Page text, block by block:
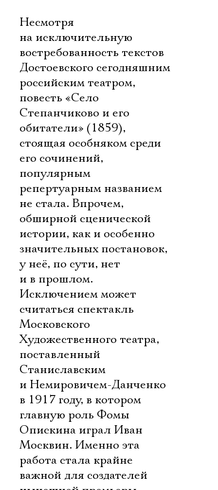
Несмотря
на исключительную
востребованность текстов
Достоевского сегодняшним
российским театром,
повесть «Село
Степанчиково и его
обитатели» (1859),
стоящая особняком среди
его сочинений,
популярным
репертуарным названием
не стала. Впрочем,
обширной сценической
истории, как и особенно
значительных постановок,
у неё, по сути, нет
и в прошлом.
Исключением может
считаться спектакль
Московского
Художественного театра,
поставленный
Станиславским
и Немировичем-Данченко
в 1917 году, в котором
главную роль Фомы
Опискина играл Иван
Москвин. Именно эта
работа стала крайне
важной для создателей